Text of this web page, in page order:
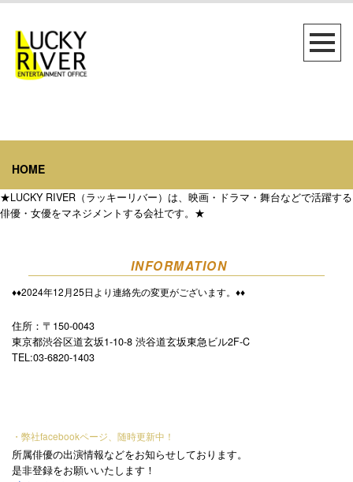
HOME
★LUCKY RIVER（ラッキーリバー）は、映画・ドラマ・舞台などで活躍する
俳優・女優をマネジメントする会社です。★
INFORMATION
♦︎♦︎2024年12月25日より連絡先の変更がございます。♦︎♦︎
住所：〒150-0043
東京都渋谷区道玄坂1-10-8 渋谷道玄坂東急ビル2F-C
TEL:03-6820-1403
・弊社facebookページ、随時更新中！
所属俳優の出演情報などをお知らせしております。
是非登録をお願いいたします！